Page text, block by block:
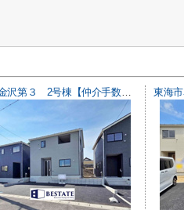
知多市金沢第３ 2号棟【仲介手数料0円】